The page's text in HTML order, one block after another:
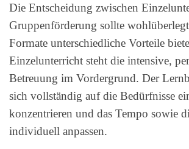
Die Entscheidung zwischen
Gruppenförderung sollte
Formate unterschiedliche Vorteile
Einzelunterricht steht die intensive,
Betreuung im Vordergrund. Der
sich vollständig auf die Bedürfnisse
konzentrieren und das Tempo sowie
individuell anpassen.